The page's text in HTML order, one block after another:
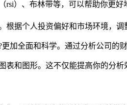
）、布林带等，可以帮助你更好
据个人投资偏好和市场环境，调
加全面和科学。通过分析公司的
和图形。这不仅能提高你的分析